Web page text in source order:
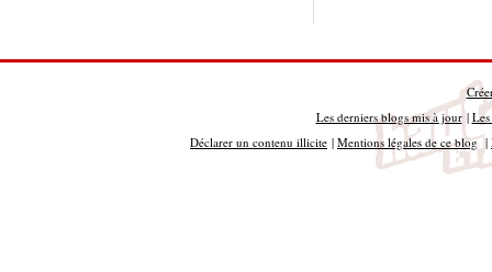
Les derniers blogs mis à jour|
Déclarer un contenu illicite | Mentions légales de ce blog|